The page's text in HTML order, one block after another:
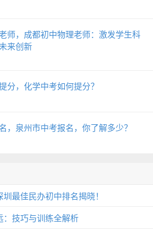
师，成都初中物理老师：激发学生科
来创新
分，化学中考如何提分？
，泉州市中考报名，你了解多少？
最佳民办初中排名揭晓！
：技巧与训练全解析